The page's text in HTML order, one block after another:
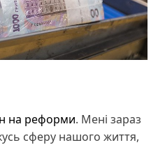
на реформи. Мені зараз
сферу нашого життя,